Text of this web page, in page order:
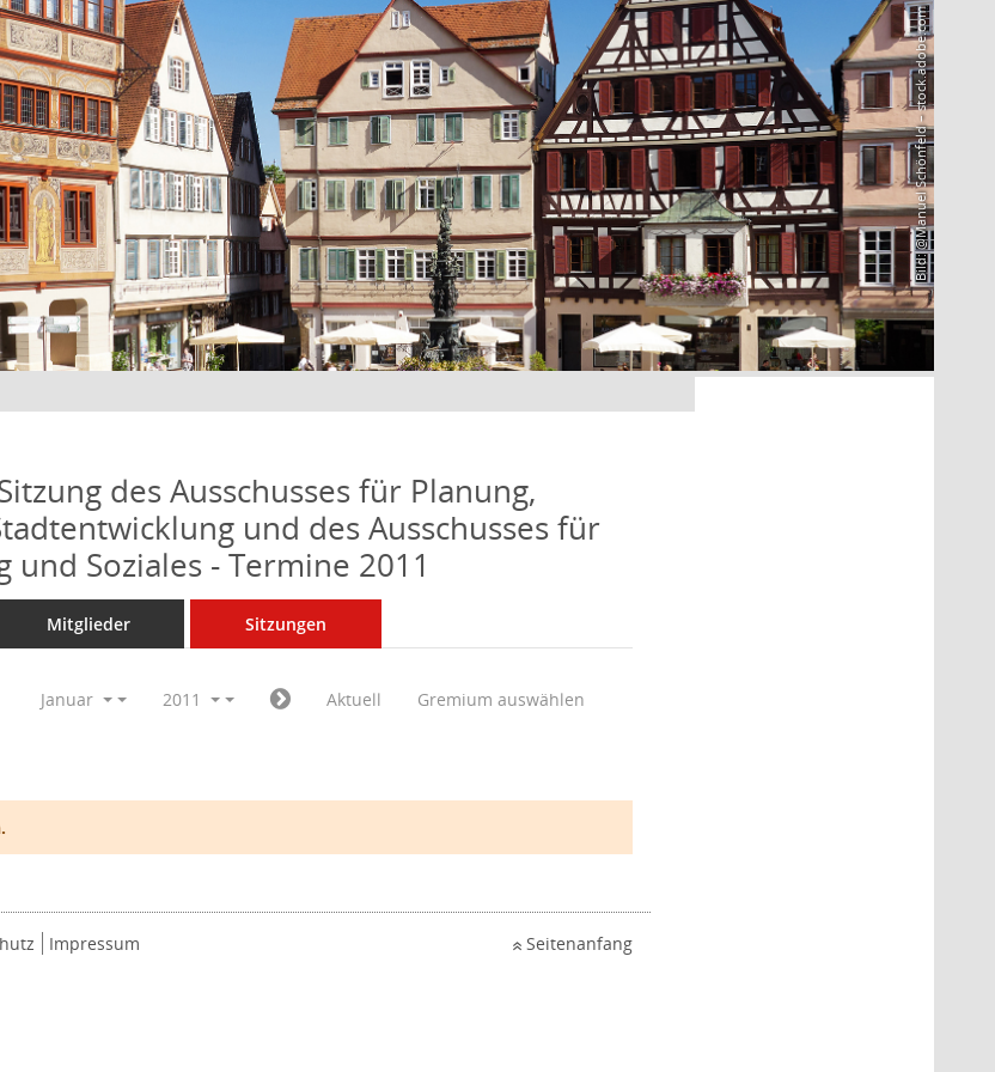
Bild: @Manuel Schönfeld – stock.adobe.com
des Ausschusses für Planung,
und des Ausschusses für
und Soziales - Termine 2011
Mitglieder Sitzungen
Januar 2011 Aktuell Gremium auswählen
Impressum Seitenanfang